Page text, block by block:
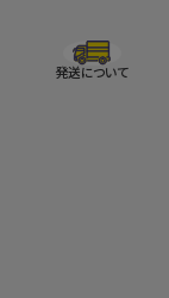
発送について